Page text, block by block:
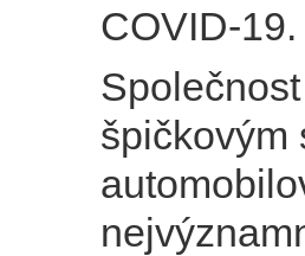
COVID-19.
špičkovým